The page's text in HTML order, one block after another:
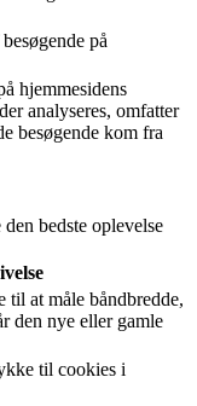
på
hjemmesidens
analyseres, omfatter
besøgende kom fra
bedste oplevelse
til at måle båndbredde,
den nye eller gamle
til cookies i